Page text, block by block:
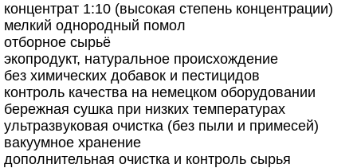
концентрат 1:10 (высокая степень концентрации)
мелкий однородный помол
отборное сырьё
экопродукт, натуральное происхождение
без химических добавок и пестицидов
контроль качества на немецком оборудовании
бережная сушка при низких температурах
ультразвуковая очистка (без пыли и примесей)
вакуумное хранение
дополнительная очистка и контроль сырья